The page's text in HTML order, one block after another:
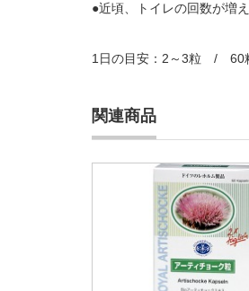
●近頃、トイレの回数が増
1日の目安：2～3粒 / 60
関連商品